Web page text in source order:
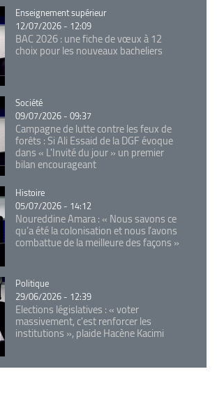
Catégorie
Enseignement supérieur
12/07/2026 - 12:09
BAC 2026 : une fiche de vœux à 12
choix pour les nouveaux bacheliers
Catégorie
Société
09/07/2026 - 09:37
Campagne de lutte contre les feux de
forêts : Si Ali Essaid de la DGF évoque
dans « L'Invité du jour » un premier
bilan encourageant
Catégorie
Histoire
05/07/2026 - 14:12
Noureddine Amara : « Nous savons ce
qu’a été la colonisation et nous l’avons
combattue de la meilleure des façons »
Catégorie
Politique
29/06/2026 - 12:39
Elections législatives : « voter
massivement, c'est renforcer les
institutions », plaide Hacène Kacimi